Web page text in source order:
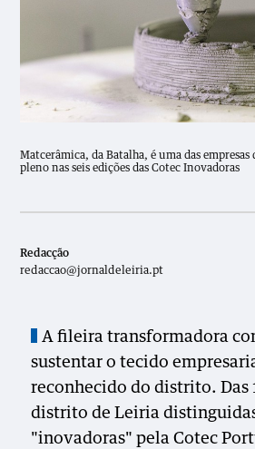
Matcerâmica, da Batalha, é uma das empresas
pleno nas seis edições das Cotec Inovadoras
Redacção
redaccao@jornaldeleiria.pt
A fileira transformadora
sustentar o tecido
reconhecido do distrito. Das
distrito de Leiria
"inovadoras" pela Cotec